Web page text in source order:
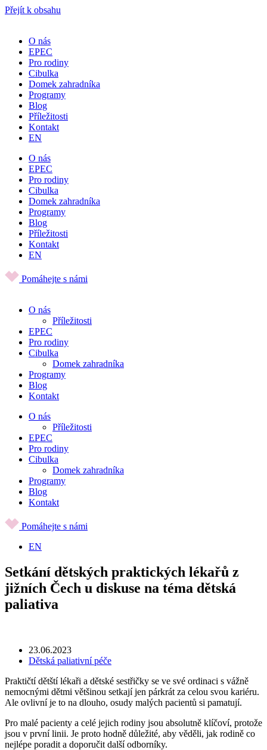
Přejít k obsahu
O nás
EPEC
Pro rodiny
Cibulka
Domek zahradníka
Programy
Blog
Příležitosti
Kontakt
EN
O nás
EPEC
Pro rodiny
Cibulka
Domek zahradníka
Programy
Blog
Příležitosti
Kontakt
EN
Pomáhejte s námi
O nás
Příležitosti
EPEC
Pro rodiny
Cibulka
Domek zahradníka
Programy
Blog
Kontakt
O nás
Příležitosti
EPEC
Pro rodiny
Cibulka
Domek zahradníka
Programy
Blog
Kontakt
Pomáhejte s námi
EN
Setkání dětských praktických lékařů z
jižních Čech u diskuse na téma dětská
paliativa
23.06.2023
Dětská paliativní péče
Praktičtí dětští lékaři a dětské sestřičky se ve své ordinaci s vážně
nemocnými dětmi většinou setkají jen párkrát za celou svou kariéru.
Ale ovlivní je to na dlouho, osudy malých pacientů si pamatují.
Pro malé pacienty a celé jejich rodiny jsou absolutně klíčoví, protože
jsou v první linii. Je proto hodně důležité, aby věděli, jak rodině co
nejlépe poradit a doporučit další odborníky.